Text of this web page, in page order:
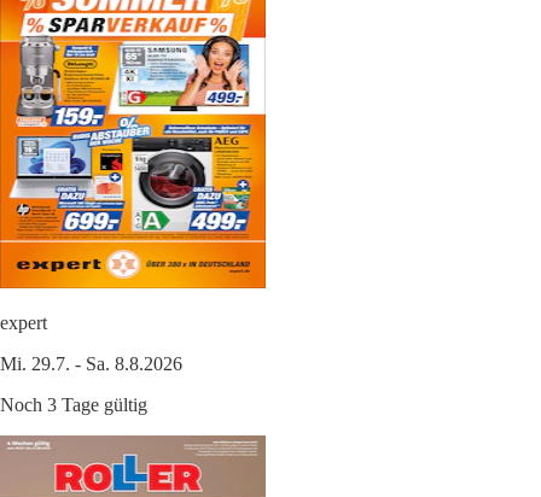
expert
Mi. 29.7. - Sa. 8.8.2026
Noch 3 Tage gültig